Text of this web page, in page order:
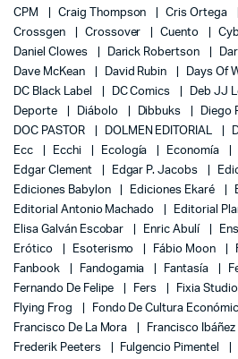
CPM
Craig Thompson Cris Ortega
Crossgen
Crossover Cuento
Daniel Clowes
Darick Robertson
Dave McKean
David Rubin
Days Of
DC Black Label
DC Comics Deb JJ
Deporte
Diábolo Dibbuks Diego
DOC PASTOR
DOLMEN EDITORIAL
Ecc
Ecchi Ecología Economía
Edgar Clement
Edgar P. Jacobs
Ediciones Babylon
Ediciones Ekaré
Editorial Antonio Machado
Editorial
Elisa Galván Escobar
Enric Abulí
Erótico
Esoterismo Fábio Moon
Fanbook
Fandogamia Fantasía
Fernando De Felipe
Fers Fixia
Flying Frog
Fondo De Cultura
Francisco De La Mora
Francisco Ibáñez
Frederik Peeters
Fulgencio Pimentel